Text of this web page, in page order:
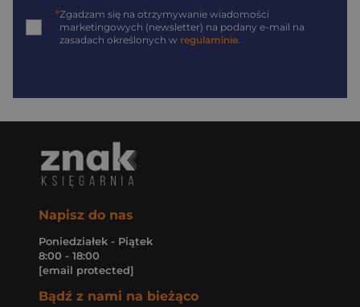
*Zgadzam się na otrzymywanie wiadomości
marketingowych (newsletter) na podany e-mail na
zasadach określonych w regulaminie.
Napisz do nas
Poniedziałek - Piątek
8:00 - 18:00
[email protected]
Bądź z nami na bieżąco